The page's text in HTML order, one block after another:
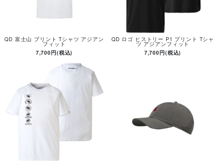
QD 富士山 プリント Tシャツ アジアン
フィット
7,700円(税込)
QD ロゴ ヒストリー P1 プリント Tシャ
ツ アジアンフィット
7,700円(税込)